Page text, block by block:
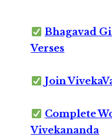
Bhagavad
Verses
Join
Complete
Vivekananda